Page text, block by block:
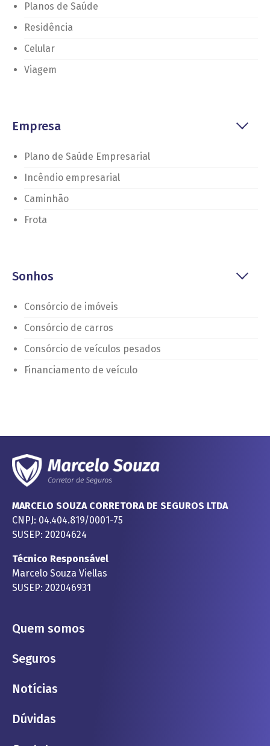
Planos de Saúde
Residência
Celular
Viagem
Empresa
Plano de Saúde Empresarial
Incêndio empresarial
Caminhão
Frota
Sonhos
Consórcio de imóveis
Consórcio de carros
Consórcio de veículos pesados
Financiamento de veículo
MARCELO SOUZA CORRETORA DE SEGUROS LTDA
CNPJ: 04.404.819/0001-75
SUSEP: 20204624
Técnico Responsável
Marcelo Souza Viellas
SUSEP: 202046931
Quem somos
Seguros
Notícias
Dúvidas